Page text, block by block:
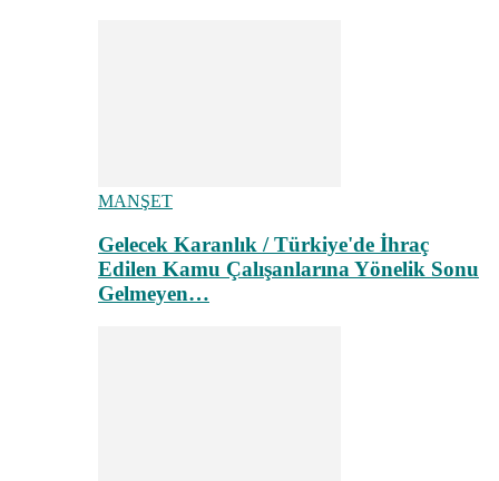
MANŞET
Gelecek Karanlık / Türkiye'de İhraç
Edilen Kamu Çalışanlarına Yönelik Sonu
Gelmeyen…